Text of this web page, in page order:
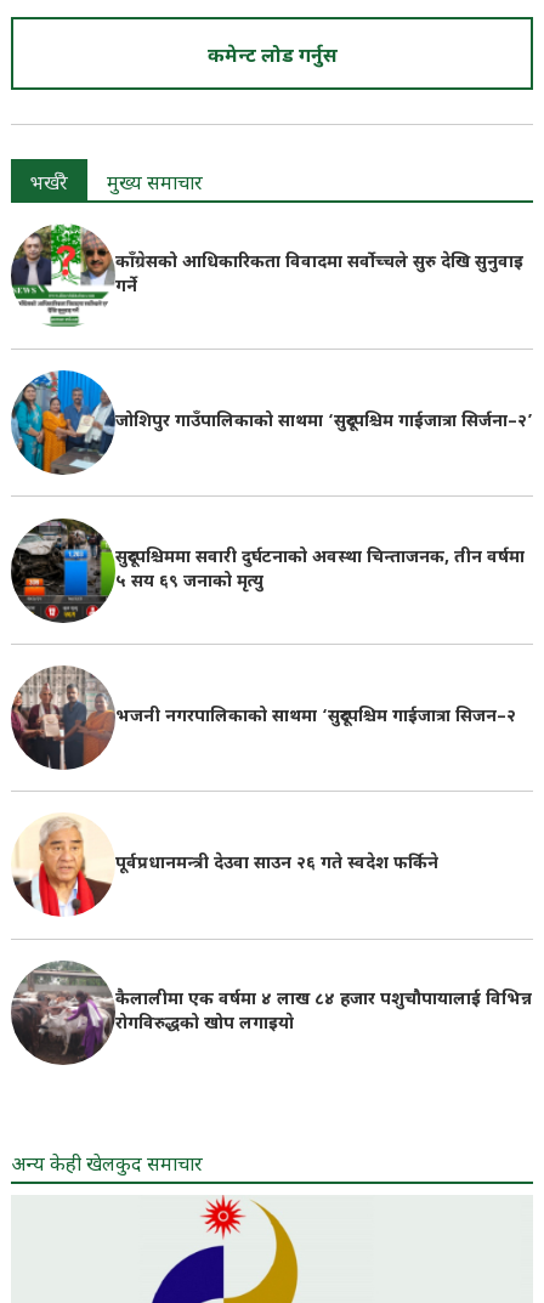
कमेन्ट लोड गर्नुस
भर्खरै मुख्य समाचार
काँग्रेसको आधिकारिकता विवादमा सर्वोच्चले सुरु देखि सुनुवाइ
गर्ने
जोशिपुर गाउँपालिकाको साथमा ‘सुदूरपश्चिम गाईजात्रा सिर्जना–२’
सुदूरपश्चिममा सवारी दुर्घटनाको अवस्था चिन्ताजनक, तीन वर्षमा
५ सय ६९ जनाको मृत्यु
भजनी नगरपालिकाको साथमा ‘सुदूरपश्चिम गाईजात्रा सिजन–२
पूर्वप्रधानमन्त्री देउवा साउन २६ गते स्वदेश फर्किने
कैलालीमा एक वर्षमा ४ लाख ८४ हजार पशुचौपायालाई विभिन्न
रोगविरुद्धको खोप लगाइयाे
अन्य केही खेलकुद समाचार